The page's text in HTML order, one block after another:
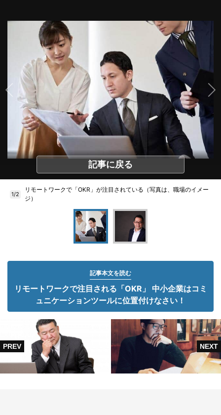
記事に戻る
1/2
リモートワークで「OKR」が注目されている（写真は、職場のイメー
ジ）
記事本文を読む
リモートワークで注目される「OKR」 中小企業はコミ
ュニケーションツールに位置付けなさい！